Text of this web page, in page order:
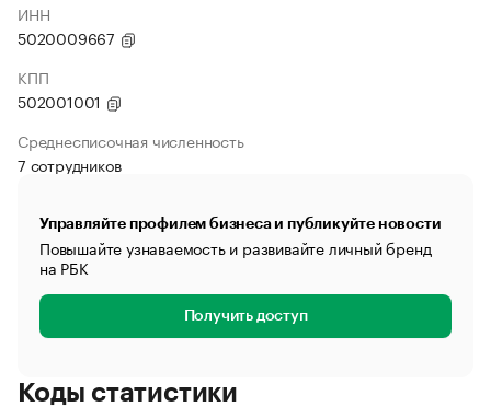
ИНН
5020009667
КПП
502001001
Среднесписочная численность
7 сотрудников
Управляйте профилем бизнеса и публикуйте новости
Повышайте узнаваемость и развивайте личный бренд
на РБК
Получить доступ
Коды статистики